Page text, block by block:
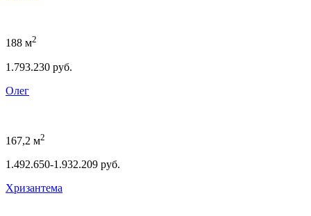
188 м2
1.793.230 руб.
Олег
167,2 м2
1.492.650-1.932.209 руб.
Хризантема